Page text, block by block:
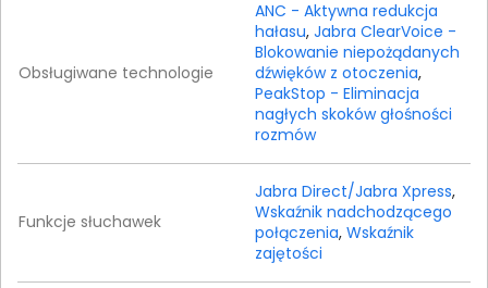
Obsługiwane technologie
ANC - Aktywna redukcja
hałasu, Jabra ClearVoice -
Blokowanie niepożądanych
dźwięków z otoczenia,
PeakStop - Eliminacja
nagłych skoków głośności
rozmów
Funkcje słuchawek
Jabra Direct/Jabra Xpress,
Wskaźnik nadchodzącego
połączenia, Wskaźnik
zajętości